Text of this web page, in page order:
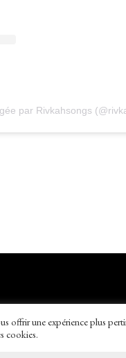
par Rivkahsongs
une expérience plus
cookies.